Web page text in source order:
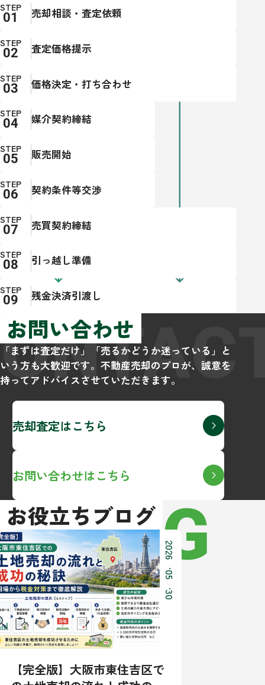
STEP 売却相談・査定依頼
STEP 査定価格提示
STEP 価格決定・打ち合わせ
STEP 媒介契約締結
STEP 販売開始
STEP 契約条件等交渉
STEP 売買契約締結
STEP 引っ越し準備
STEP 残金決済引渡し
お問い合わせ
「まずは査定だけ」「売るかどうか迷っている」と
いう方も大歓迎です。不動産売却のプロが、誠意を
持ってアドバイスさせていただきます。
売却査定はこちら
お問い合わせはこちら
お役立ちブログ
BLOG
2026
05
30
【完全版】大阪市東住吉区で